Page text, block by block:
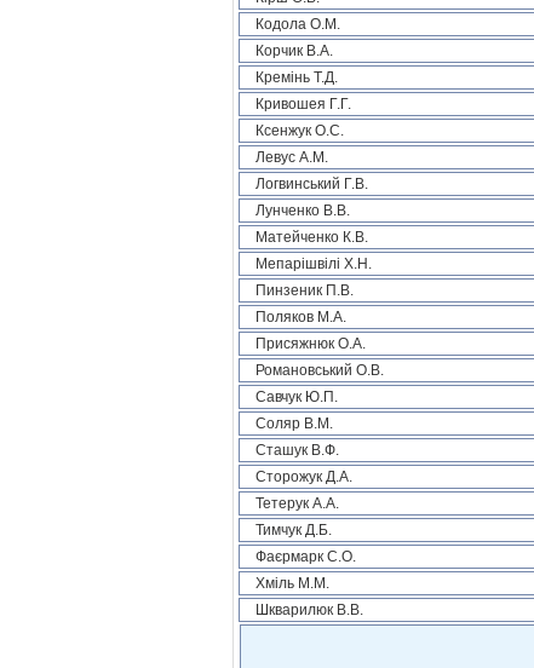
Кодола О.М.
Корчик В.А.
Кремінь Т.Д.
Кривошея Г.Г.
Ксенжук О.С.
Левус А.М.
Логвинський Г.В.
Лунченко В.В.
Матейченко К.В.
Мепарішвілі Х.Н.
Пинзеник П.В.
Поляков М.А.
Присяжнюк О.А.
Романовський О.В.
Савчук Ю.П.
Соляр В.М.
Сташук В.Ф.
Сторожук Д.А.
Тетерук А.А.
Тимчук Д.Б.
Фаєрмарк С.О.
Хміль М.М.
Шкварилюк В.В.